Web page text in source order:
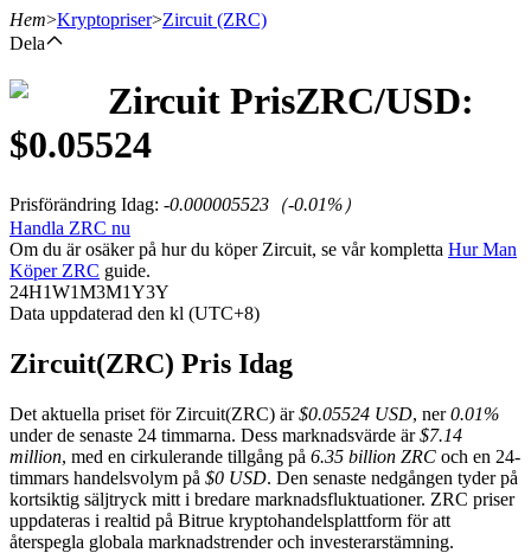
USDT Futures
Hem>Kryptopriser>Zircuit (ZRC)
Dela
Zircuit PrisZRC/USD:
$0.05524
Prisförändring Idag: -0.000005523 （-0.01%）
Handla ZRC nu
Om du är osäker på hur du köper Zircuit, se vår kompletta Hur Man
Köper ZRC guide.
24H1W1M3M1Y3Y
Data uppdaterad den kl (UTC+8)
Zircuit(ZRC) Pris Idag
Det aktuella priset för Zircuit(ZRC) är$0.05524 USD, ner0.01%
under de senaste 24 timmarna. Dess marknadsvärde är$7.14
million, med en cirkulerande tillgång på 6.35 billion ZRC och en 24-
timmars handelsvolym på $0 USD. Den senaste nedgången tyder på
kortsiktig säljtryck mitt i bredare marknadsfluktuationer. ZRC priser
uppdateras i realtid på Bitrue kryptohandelsplattform för att
återspegla globala marknadstrender och investerarstämning.